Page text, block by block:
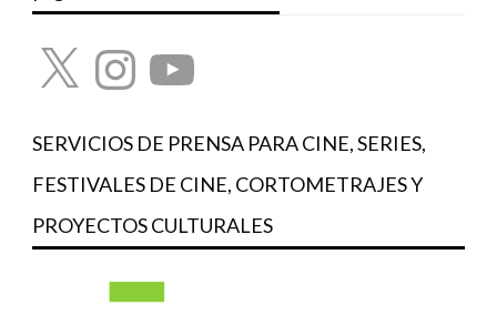
X InstagramYouTube
SERVICIOS DE PRENSA PARA CINE, SERIES,
FESTIVALES DE CINE, CORTOMETRAJES Y
PROYECTOS CULTURALES